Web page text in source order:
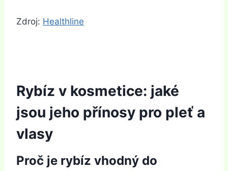
Zdroj: Healthline
Rybíz v kosmetice: jaké
jsou jeho přínosy pro pleť a
vlasy
Proč je rybíz vhodný do